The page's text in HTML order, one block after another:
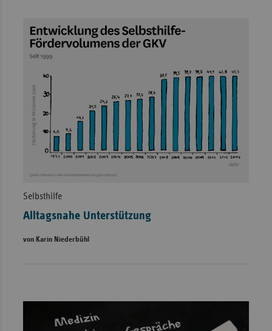
Selbsthilfe
Alltagsnahe Unterstützung
von Karin Niederbühl